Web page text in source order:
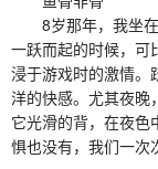
8岁那年，我坐在
一跃而起的时候，可
浸于游戏时的激情。
洋的快感。尤其夜晚
它光滑的背，在夜色
惧也没有，我们一次